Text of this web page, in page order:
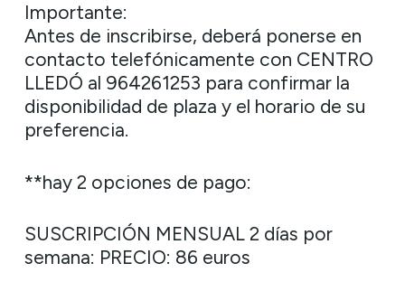
Importante:
Antes de inscribirse, deberá ponerse en
contacto telefónicamente con CENTRO
LLEDÓ al 964261253 para confirmar la
disponibilidad de plaza y el horario de su
preferencia.
**hay 2 opciones de pago:
SUSCRIPCIÓN MENSUAL 2 días por
semana: PRECIO: 86 euros